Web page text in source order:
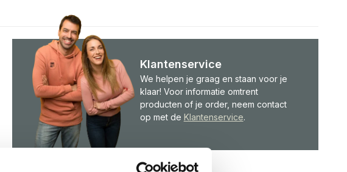
Klantenservice
We helpen je graag en staan voor je
klaar! Voor informatie omtrent
producten of je order, neem contact
op met de Klantenservice.